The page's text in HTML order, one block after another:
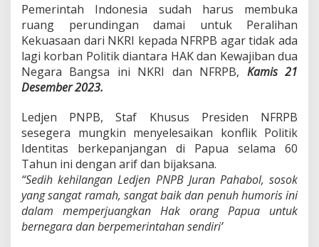
Pemerintah Indonesia sudah harus membuka
ruang perundingan damai untuk Peralihan
Kekuasaan dari NKRI kepada NFRPB agar tidak ada
lagi korban Politik diantara HAK dan Kewajiban dua
Negara Bangsa ini NKRI dan NFRPB, Kamis 21
Desember 2023.
Ledjen PNPB, Staf Khusus Presiden NFRPB
sesegera mungkin menyelesaikan konflik Politik
Identitas berkepanjangan di Papua selama 60
Tahun ini dengan arif dan bijaksana.
“Sedih kehilangan Ledjen PNPB Juran Pahabol, sosok
yang sangat ramah, sangat baik dan penuh humoris ini
dalam memperjuangkan Hak orang Papua untuk
bernegara dan berpemerintahan sendiri’